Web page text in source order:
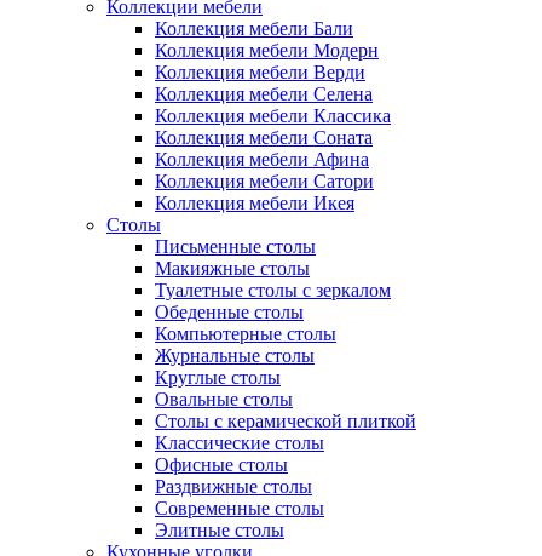
Коллекции мебели
Коллекция мебели Бали
Коллекция мебели Модерн
Коллекция мебели Верди
Коллекция мебели Селена
Коллекция мебели Классика
Коллекция мебели Соната
Коллекция мебели Афина
Коллекция мебели Сатори
Коллекция мебели Икея
Столы
Письменные столы
Макияжные столы
Туалетные столы с зеркалом
Обеденные столы
Компьютерные столы
Журнальные столы
Круглые столы
Овальные столы
Столы с керамической плиткой
Классические столы
Офисные столы
Раздвижные столы
Современные столы
Элитные столы
Кухонные уголки